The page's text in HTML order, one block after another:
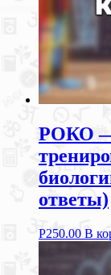
РОКО —
ответы)
Р250.00 В